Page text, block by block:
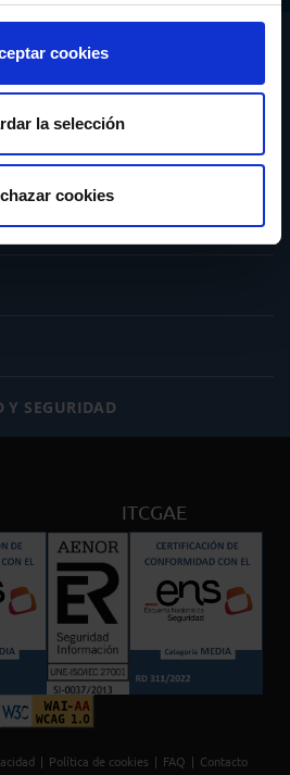
cookies
la selección
cookies
Y SEGURIDAD
ITCGAE
Política de cookies FAQ Contacto